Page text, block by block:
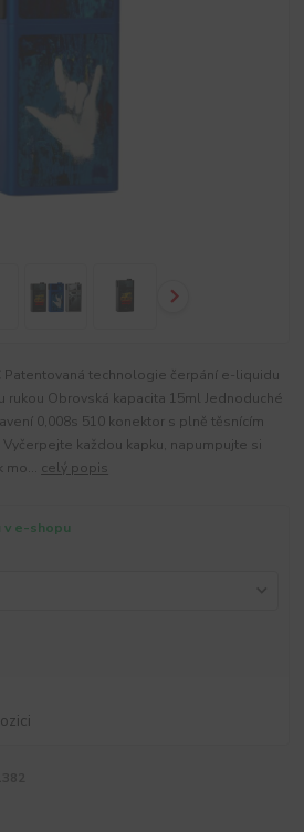
Patentovaná technologie čerpání e-liquidu
Obrovská kapacita 15ml Jednoduché
0,008s 510 konektor s plně těsnícím
každou kapku, napumpujte si
celý popis
v e-shopu